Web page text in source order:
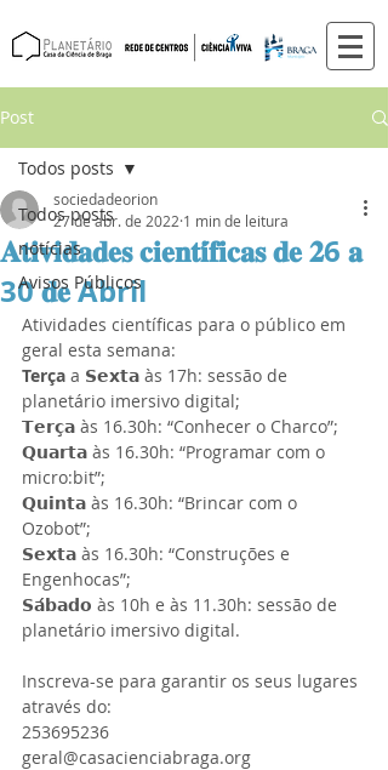
Post
Todos posts
notícias
Avisos Públicos
Todos posts
𝐀𝐭𝐢𝐯𝐢𝐝𝐚𝐝𝐞𝐬 𝐜𝐢𝐞𝐧𝐭𝐢́𝐟𝐢𝐜𝐚𝐬 𝐝𝐞 𝟐6 𝐚
30 𝐝𝐞 Abril
sociedadeorion
27 de abr. de 2022 1 min de leitura
Atividades científicas para o público em
geral esta semana:
Terça a 𝗦𝗲𝘅𝘁𝗮 às 17h: sessão de
planetário imersivo digital;
𝗧𝗲𝗿𝗰̧𝗮 às 16.30h: “Conhecer o Charco”;
𝗤𝘂𝗮𝗿𝘁𝗮 às 16.30h: “Programar com o
micro:bit”;
𝗤𝘂𝗶𝗻𝘁𝗮 às 16.30h: “Brincar com o
Ozobot”;
𝗦𝗲𝘅𝘁𝗮 às 16.30h: “Construções e
Engenhocas”;
𝗦𝗮́𝗯𝗮𝗱𝗼 às 10h e às 11.30h: sessão de
planetário imersivo digital.
Inscreva-se para garantir os seus lugares
através do:
253695236
geral@casacienciabraga.org